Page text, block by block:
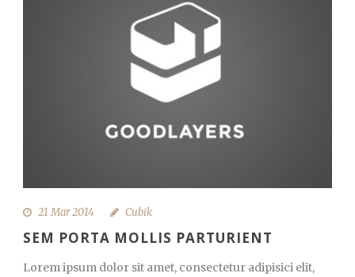
21 Mar 2014 Cubik
SEM PORTA MOLLIS PARTURIENT
Lorem ipsum dolor sit amet, consectetur adipisici elit,